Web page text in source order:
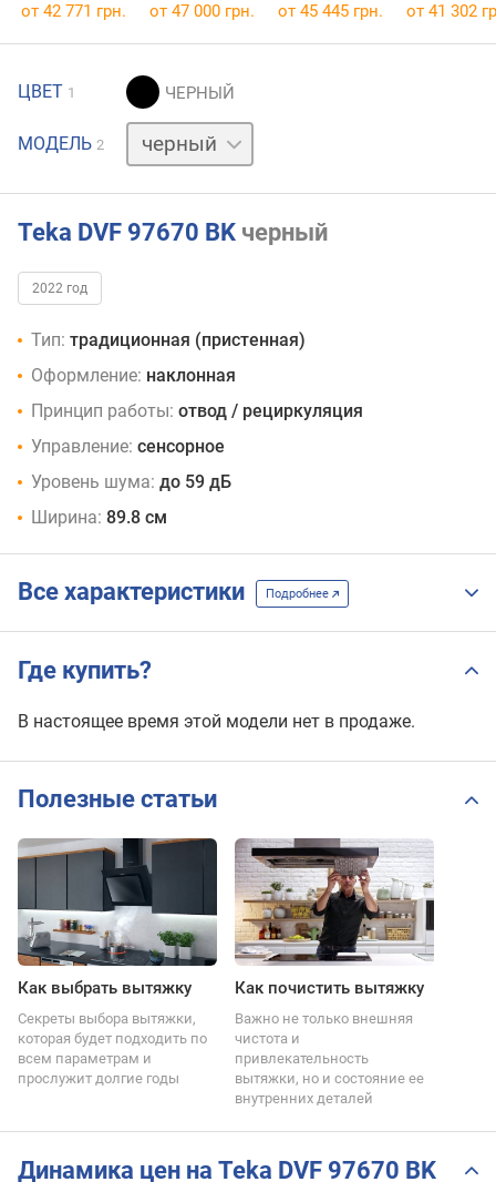
от 42 771 грн. от 47 000 грн. от 45 445 грн. от 41 302
ЦВЕТ 1
МОДЕЛЬ 2
Teka DVF 97670 BK черный
2022 год
Тип: традиционная (пристенная)
Оформление: наклонная
Принцип работы: отвод / рециркуляция
Управление: сенсорное
Уровень шума: до 59 дБ
Ширина: 89.8 см
Все характеристики Подробнее
Где купить?
В настоящее время этой модели нет в продаже.
Полезные статьи
Как выбрать вытяжку
Секреты выбора вытяжки,
которая будет подходить по
всем параметрам и
прослужит долгие годы
Как почистить вытяжку
Важно не только внешняя
чистота и
привлекательность
вытяжки, но и состояние ее
внутренних деталей
Динамика цен на Teka DVF 97670 BK